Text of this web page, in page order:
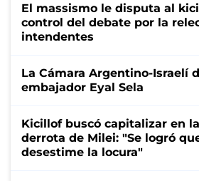
El massismo le disputa al
control del debate por la
intendentes
La Cámara Argentino-Israelí
embajador Eyal Sela
Kicillof buscó capitalizar en
derrota de Milei: "Se logró
desestime la locura"